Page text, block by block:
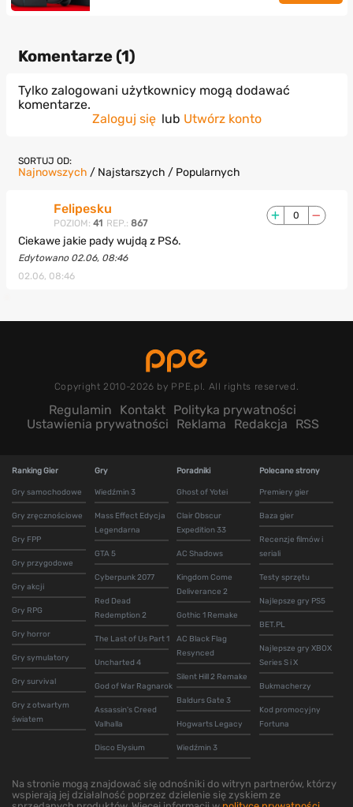
Komentarze (1)
Tylko zalogowani użytkownicy mogą dodawać
komentarze.
Zaloguj się lub Utwórz konto
SORTUJ OD:
Najnowszych / Najstarszych / Popularnych
Felipesku
POZIOM: 41 REP.: 867
0
Ciekawe jakie pady wujdą z PS6.
Edytowano 02.06, 08:46
02.06, 08:46
Copyright 2010-2026 by PPE.pl. All rights reserved.
Regulamin Kontakt Polityka prywatności
Ustawienia prywatności
Reklama Redakcja RSS
Ranking Gier
Gry samochodowe
Gry zręcznościowe
Gry FPP
Gry przygodowe
Gry akcji
Gry RPG
Gry horror
Gry symulatory
Gry survival
Gry z otwartym
światem
Gry
Wiedźmin 3
Mass Effect Edycja
Legendarna
GTA 5
Cyberpunk 2077
Red Dead
Redemption 2
The Last of Us Part 1
Uncharted 4
God of War Ragnarok
Assassin's Creed
Valhalla
Disco Elysium
Poradniki
Ghost of Yotei
Clair Obscur
Expedition 33
AC Shadows
Kingdom Come
Deliverance 2
Gothic 1 Remake
AC Black Flag
Resynced
Silent Hill 2 Remake
Baldurs Gate 3
Hogwarts Legacy
Wiedźmin 3
Polecane strony
Premiery gier
Baza gier
Recenzje filmów i
seriali
Testy sprzętu
Najlepsze gry PS5
BET.PL
Najlepsze gry XBOX
Series S i X
Bukmacherzy
Kod promocyjny
Fortuna
Na stronie mogą znajdować się odnośniki do witryn partnerów, którzy
wspierają jej działalność poprzez dzielenie się zyskiem ze